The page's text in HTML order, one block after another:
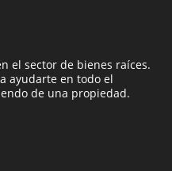
el sector de bienes raíces.
ayudarte en todo el
de una propiedad.